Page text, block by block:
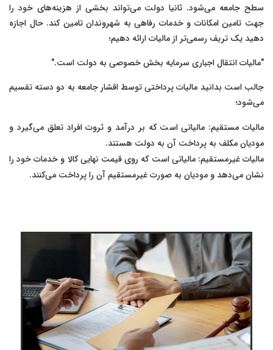
سطح جامعه می‌شود. ثانیا دولت می‌تواند بخشی از هزینه‌های خود را
جهت تامین امکانات و خدمات رفاهی به شهروندان تامین کند. حال اجازه
دهید یک تریف رسمی‌تر از مالیات ارائه دهیم؛
"مالیات انتقال اجباری سرمایه بخش خصوصی به دولت است."
جالب است بدانید مالیات پرداختی توسط اقشار جامعه به دو دسته تقسیم
می‌شود؛
مالیات مستقیم: مالیاتی است که بر درآمد و ثروت افراد تعلق می‌گیرد و
مودیان مکلف به پرداخت آن به دولت هستند.
مالیات غیرمستقیم: مالیاتی است که روی قیمت نهایی کالا و خدمات خود را
نشان می‌دهد و مودیان به صورت غیرمستقیم آن را پرداخت می‌کنند.